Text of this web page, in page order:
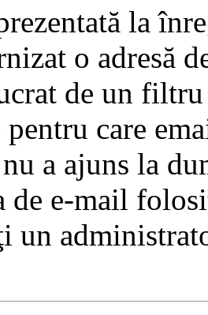
la
o adresă
de un
care
a ajuns la
de e-mail
un